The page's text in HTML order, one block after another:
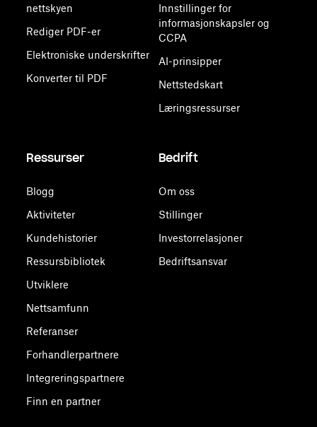
nettskyen
Rediger PDF-er
Elektroniske underskrifter
Konverter til PDF
Innstillinger for
informasjonskapsler og
CCPA
AI-prinsipper
Nettstedskart
Læringsressurser
Ressurser
Blogg
Aktiviteter
Kundehistorier
Ressursbibliotek
Utviklere
Nettsamfunn
Referanser
Forhandlerpartnere
Integreringspartnere
Finn en partner
Bedrift
Om oss
Stillinger
Investorrelasjoner
Bedriftsansvar